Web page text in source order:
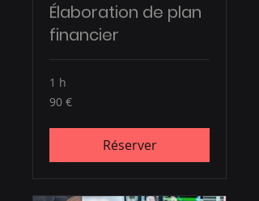
Élaboration de plan
financier
1 h
90
euros
90 €
Réserver